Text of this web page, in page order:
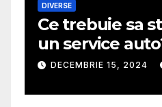
DIVERSE
Ce trebuie sa
un service
DECEMBRIE 15, 2024